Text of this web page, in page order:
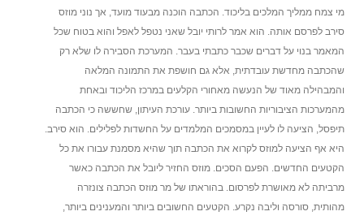
מי צמח ממליך המלכים בליכוד. הכתבה הוכנה מבעוד מועד, אך נוני מוזס
סירב לפרסם אותה. הוא אמר לרותי יובל שאני נטפל לאפל והוא בטוח שכל
המאמר בנוי על דברים שכבר כתבתי בעבר. המערכת הסבירה לו שלא רק
שהכתבה מחדשת עובדתית, אלא גם חושפת את התמונה המלאה
והמבהילה מאוד של הנעשה מאחורי הקלעים במרכז הליכוד ובאחת
מהמערכות הציבוריות החשובות ביותר. עורכת העיתון, שחששה כי הכתבה
תיפסל, הציעה לו לעיין במסמכים המלמדים על החשדות לפלילים. הוא סירב.
היא אף הציעה למוזס לקרוא את הכתבה תוך שהיא מסמנת עבורו את כל
הקטעים החדשים. הפעם הסכים. מוזס החזיר ליובל את הכתבה כאשר
מרביתה לא מאושרת לפרסום. בהוראתו של מר מוזס הכתבה צונזרה
מהותית, סורסה וליבה נקרע. הקטעים החשובים ביותר והמענינים ביותר,